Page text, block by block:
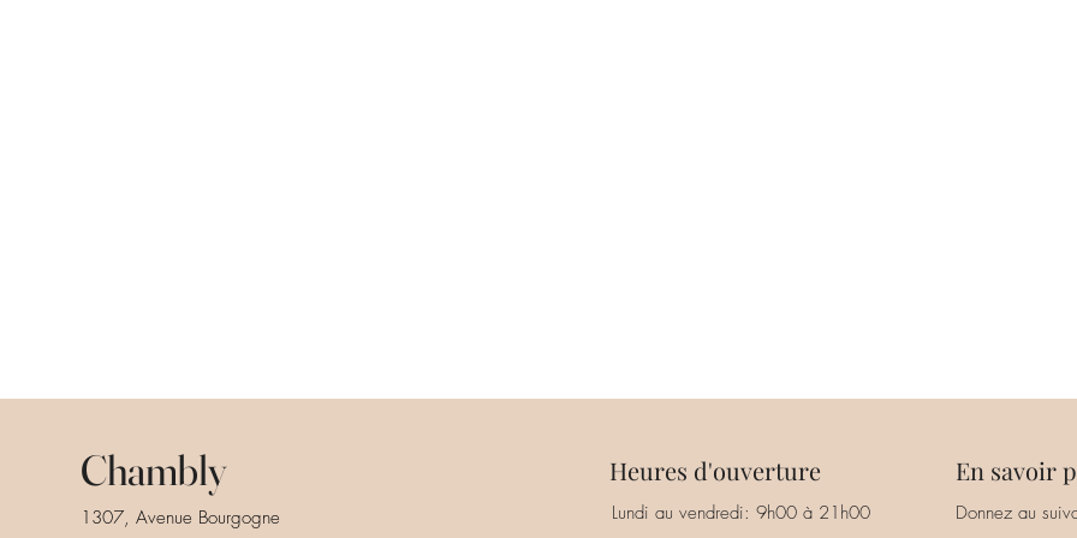
Chambly
1307, Avenue Bourgogne
Heures d'ouverture
Lundi au vendredi: 9h00 à 21h00
En savoir
Donnez au